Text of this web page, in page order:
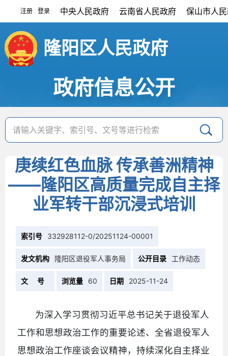
注册 登录 中央人民政府 云南省人民政府 保山市人
隆阳区人民政府
政府信息公开
庚续红色血脉 传承善洲精神
——隆阳区高质量完成自主择
业军转干部沉浸式培训
索引号 332928112-0/20251124-00001
发文机构 隆阳区退役军人事务局 公开目录 工作动态
文 号 浏览量 60 日期 2025-11-24
为深入学习贯彻习近平总书记关于退役军人
工作和思想政治工作的重要论述、全省退役军人
思想政治工作座谈会议精神，持续深化自主择业